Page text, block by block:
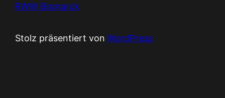
RWW Bismarck
Stolz präsentiert vonWordPress